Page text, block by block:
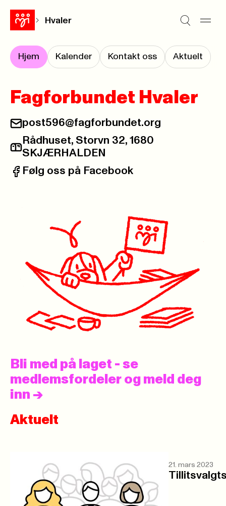
Hvaler
Hjem Kalender Kontakt oss Aktuelt
Fagforbundet Hvaler
E-post:
post596@fagforbundet.org
Postadresse:
Rådhuset, Storvn 32, 1680
SKJÆRHALDEN
Facebook:
Følg oss på Facebook
Bli med på laget - se
medlemsfordeler og meld deg
inn ->
Aktuelt
21. mars 2023